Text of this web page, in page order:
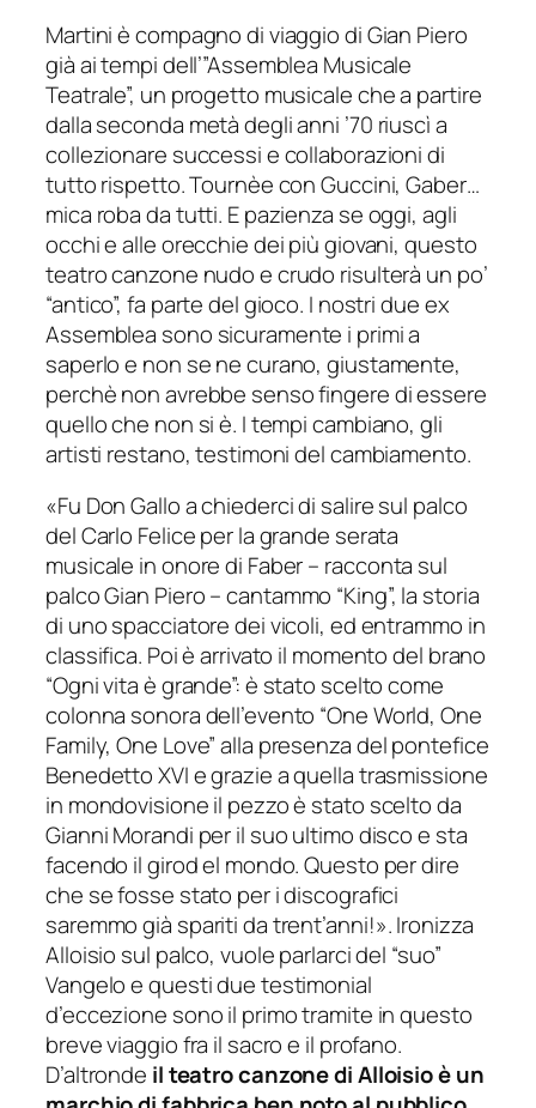
Martini è compagno di viaggio di Gian Piero
già ai tempi dell’”Assemblea Musicale
Teatrale”, un progetto musicale che a partire
dalla seconda metà degli anni ’70 riuscì a
collezionare successi e collaborazioni di
tutto rispetto. Tournèe con Guccini, Gaber…
mica roba da tutti. E pazienza se oggi, agli
occhi e alle orecchie dei più giovani, questo
teatro canzone nudo e crudo risulterà un po’
“antico”, fa parte del gioco. I nostri due ex
Assemblea sono sicuramente i primi a
saperlo e non se ne curano, giustamente,
perchè non avrebbe senso fingere di essere
quello che non si è. I tempi cambiano, gli
artisti restano, testimoni del cambiamento.
«Fu Don Gallo a chiederci di salire sul palco
del Carlo Felice per la grande serata
musicale in onore di Faber– racconta sul
palco Gian Piero –cantammo “King”, la storia
di uno spacciatore dei vicoli, ed entrammo in
classifica. Poi è arrivato il momento del brano
“Ogni vita è grande”: è stato scelto come
colonna sonora dell’evento “One World, One
Family, One Love” alla presenza del pontefice
Benedetto XVI e grazie a quella trasmissione
in mondovisione il pezzo è stato scelto da
Gianni Morandi per il suo ultimo disco e sta
facendo il girod el mondo. Questo per dire
che se fosse stato per i discografici
saremmo già spariti da trent’anni!». Ironizza
Alloisio sul palco, vuole parlarci del “suo”
Vangelo e questi due testimonial
d’eccezione sono il primo tramite in questo
breve viaggio fra il sacro e il profano.
D’altronde il teatro canzone di Alloisio è un